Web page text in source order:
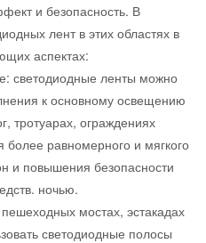
и безопасность. В
лент в этих областях в
аспектах:
светодиодные ленты можно
к основному освещению
тротуарах, ограждениях
более равномерного и мягкого
и повышения безопасности
ночью.
мостах, эстакадах
светодиодные полосы